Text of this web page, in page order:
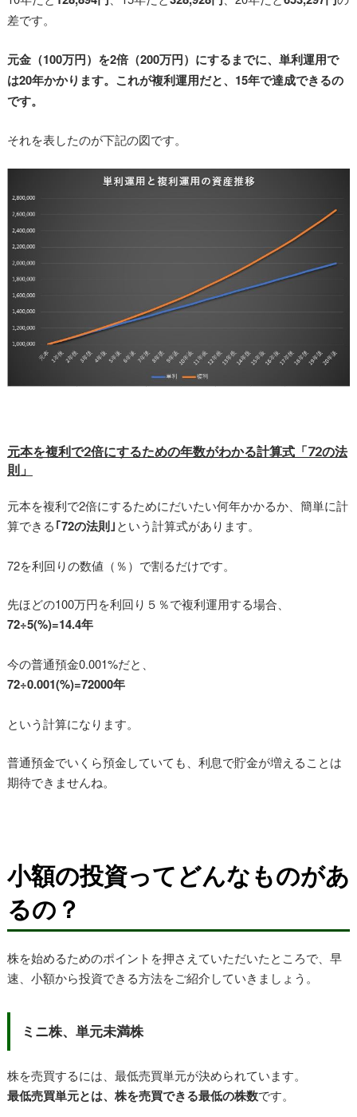
差です。
元金（100万円）を2倍（200万円）にするまでに、単利運用で
は20年かかります。 これが複利運用だと、15年で達成できるの
です。
それを表したのが下記の図です。
元本を複利で2倍にするための年数がわかる計算式「72の法
則」
元本を複利で2倍にするためにだいたい何年かかるか、簡単に計
算できる｢72の法則｣という計算式があります。
72を利回りの数値（％）で割るだけです。
先ほどの100万円を利回り５％で複利運用する場合、
72÷5(%)=14.4年
今の普通預金0.001%だと、
72÷0.001(%)=72000年
という計算になります。
普通預金でいくら預金していても、利息で貯金が増えることは
期待できませんね。
小額の投資ってどんなものがあ
るの？
株を始めるためのポイントを押さえていただいたところで、早
速、小額から投資できる方法をご紹介していきましょう。
ミニ株、単元未満株
株を売買するには、最低売買単元が決められています。
最低売買単元とは、株を売買できる最低の株数です。